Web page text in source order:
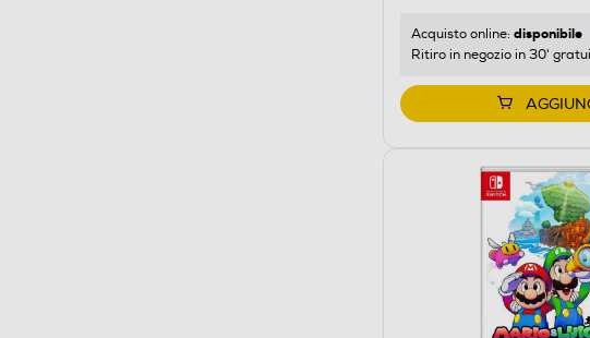
Acquisto online: disponibile
Ritiro in negozio in 30'